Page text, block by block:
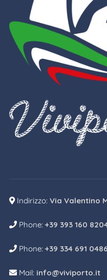
Indirizzo: Via Valentino
Phone:+39 393 160
Phone:+39 334 691 0486
Mail: info@viviporto.it